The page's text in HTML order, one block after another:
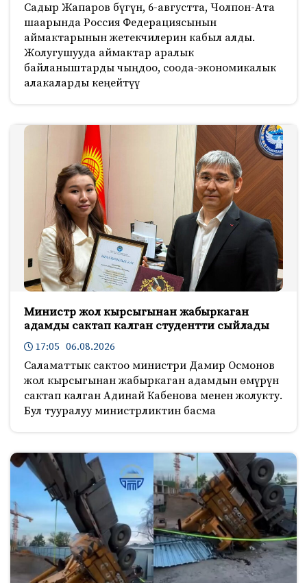
Садыр Жапаров бүгүн, 6-августта, Чолпон-Ата
шаарында Россия Федерациясынын
аймактарынын жетекчилерин кабыл алды.
Жолугушууда аймактар аралык
байланыштарды чыңдоо, соода-экономикалык
алакаларды кеңейтүү
Министр жол кырсыгынан жабыркаган
адамды сактап калган студентти сыйлады
17:05 06.08.2026
Саламаттык сактоо министри Дамир Осмонов
жол кырсыгынан жабыркаган адамдын өмүрүн
сактап калган Адинай Кабенова менен жолукту.
Бул тууралуу министрликтин басма